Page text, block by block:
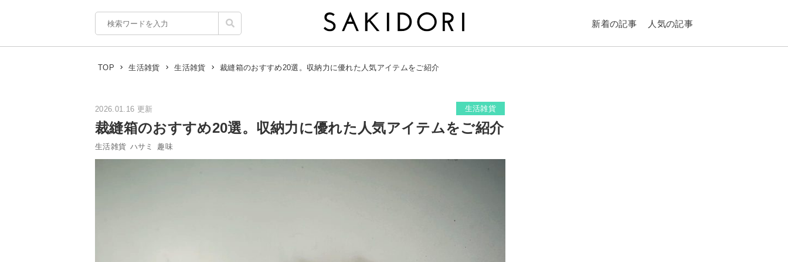
新着の記事 人気の記事
TOP 生活雑貨 生活雑貨 裁縫箱のおすすめ20選。収納力に優れた人気アイテムをご紹介
2026.01.16 更新 生活雑貨
裁縫箱のおすすめ20選。収納力に優れた人気アイテムをご紹介
生活雑貨 ハサミ 趣味